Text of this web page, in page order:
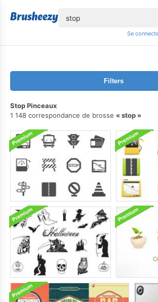
Se
Filters
Stop Pinceaux
1 148 correspondance de brosse
stop